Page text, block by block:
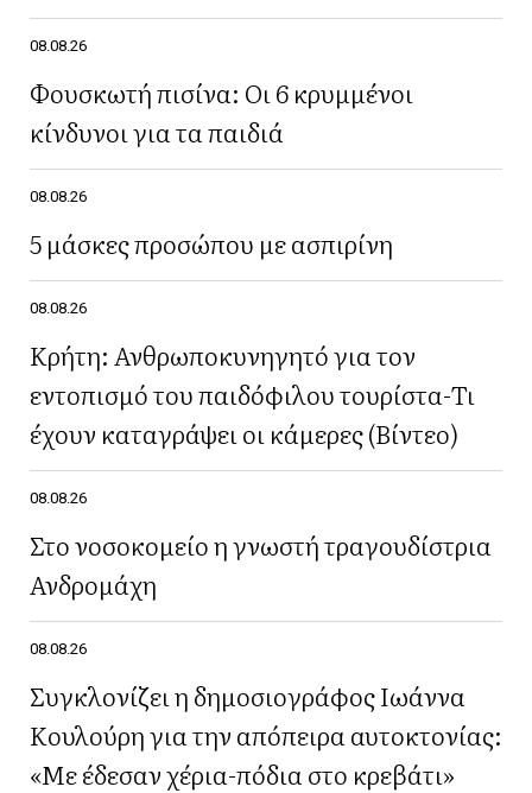
08.08.26
Φουσκωτή πισίνα: Οι 6 κρυμμένοι
κίνδυνοι για τα παιδιά
08.08.26
5 μάσκες προσώπου με ασπιρίνη
08.08.26
Κρήτη: Ανθρωποκυνηγητό για τον
εντοπισμό του παιδόφιλου τουρίστα-Τι
έχουν καταγράψει οι κάμερες (Βίντεο)
08.08.26
Στο νοσοκομείο η γνωστή τραγουδίστρια
Ανδρομάχη
08.08.26
Συγκλονίζει η δημοσιογράφος Ιωάννα
Κουλούρη για την απόπειρα αυτοκτονίας:
«Με έδεσαν χέρια-πόδια στο κρεβάτι»